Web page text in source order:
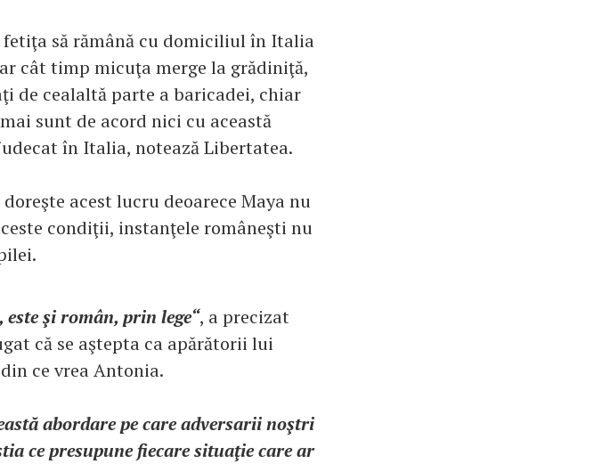
să rămână cu domiciliul în Italia
cât timp micuţa merge la grădiniţă,
de cealaltă parte a baricadei, chiar
sunt de acord nici cu această
în Italia, notează Libertatea.
acest lucru deoarece Maya nu
condiţii, instanţele româneşti nu
şi român, prin lege“, a precizat
că se aştepta ca apărătorii lui
ce vrea Antonia.
abordare pe care adversarii noştri
ce presupune fiecare situaţie care ar